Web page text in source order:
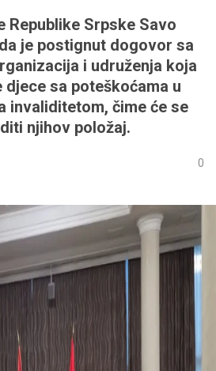
Republike Srpske Savo
je postignut dogovor sa
i udruženja koja
sa poteškoćama u
invaliditetom, čime će se
njihov položaj.
0